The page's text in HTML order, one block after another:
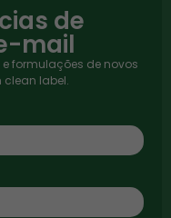
de
mail
formulações de novos
clean label.